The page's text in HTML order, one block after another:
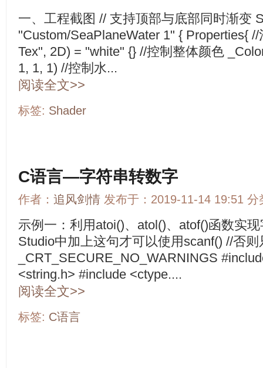
一、工程截图 // 支持顶部与底部同时渐变
"Custom/SeaPlaneWater 1" { Properties{
Tex", 2D) = "white" {} //控制整体颜色
1, 1, 1) //控制水...
阅读全文>>
标签: Shader
C语言—字符串转数字
作者： 追风剑情 发布于：2019-11-14 19:51 分
示例一：利用atoi()、atol()、atof()函数实
Studio中加上这句才可以使用scanf() //否
_CRT_SECURE_NO_WARNINGS
<string.h> #include <ctype....
阅读全文>>
标签: C语言